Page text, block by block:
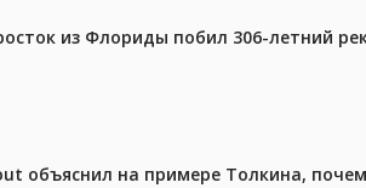
из Флориды побил 306-летний
объяснил на примере Толкина,